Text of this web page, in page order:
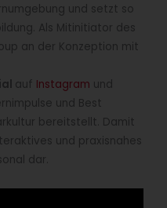
und setzt so
Als Mitinitiator des
an der Konzeption mit
auf Instagram und
und Best
bereitstellt. Damit
und praxisnahes
dar.